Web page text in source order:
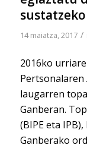
14 maiatza, 2017 /
2016ko
laugarren
Ganberan.
(BIPE eta
Ganberako